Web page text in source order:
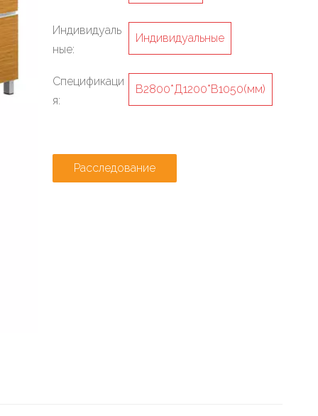
Индивидуаль
ные:
Индивидуальные
Спецификаци
я:
В2800*Д1200*В1050(мм)
Расследование